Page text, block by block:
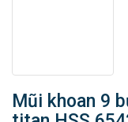
Mũi khoan 9